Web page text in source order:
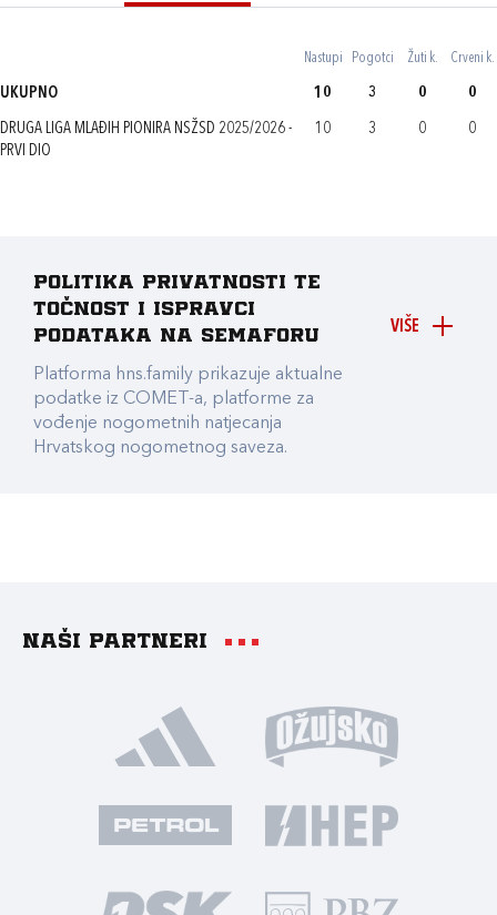
Nastupi Pogotci Žuti k. Crveni k.
UKUPNO 10 3 0 0
DRUGA LIGA MLAĐIH PIONIRA NSŽSD 2025/2026 -
PRVI DIO
10 3 0 0
VIŠE
Politika privatnosti te
točnost i ispravci
podataka na Semaforu
Platforma hns.family prikazuje aktualne
podatke iz COMET-a, platforme za
vođenje nogometnih natjecanja
Hrvatskog nogometnog saveza.
Naši partneri